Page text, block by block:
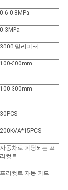
0.6-0.8MPa
0.3MPa
3000 밀리미터
100-300mm
100-300mm
30PCS
200KVA*15PCS
자동차로 피딩되는 프
리컷트
프리컷트 자동 피드